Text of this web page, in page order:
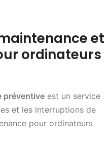
et
ordinateurs
préventive est un service
et les interruptions de
pour ordinateurs